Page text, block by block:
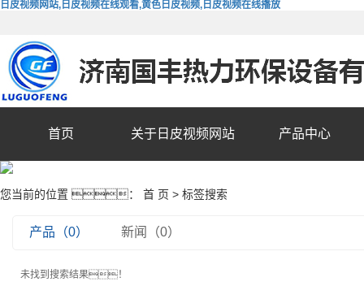
日皮视频网站,日皮视频在线观看,黄色日皮视频,日皮视频在线播放
首页 关于日皮视频网站 产品中心
您当前的位置 ： 首 页 > 标签搜索
产品（0） 新闻（0）
未找到搜索结果！